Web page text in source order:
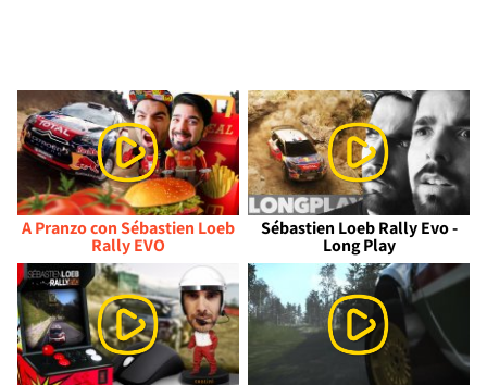
A Pranzo con Sébastien Loeb
Rally EVO
Sébastien Loeb Rally Evo -
Long Play